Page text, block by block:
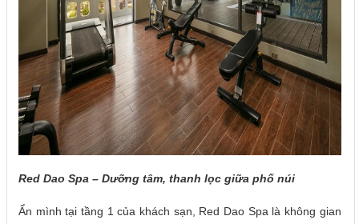
Red Dao Spa – Dưỡng tâm, thanh lọc giữa phố núi
Ẩn mình tại tầng 1 của khách sạn, Red Dao Spa là không gian